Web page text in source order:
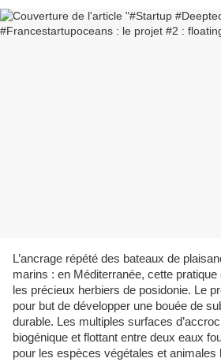
L’ancrage répété des bateaux de
marins : en Méditerranée, cette
les précieux herbiers de posidonie. Le
pour but de développer une bouée de
durable. Les multiples surfaces
biogénique et flottant entre deux eaux
pour les espèces végétales et animales